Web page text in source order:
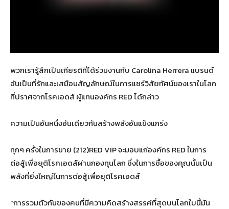
พวกเรารู้สึกเป็นเกียรติที่ได้ร่วมงานกับ Carolina Herrera แบรนด์
อันเป็นที่รักและเสมือนสัญลักษณ์ในการแชร์วิสัยทัศน์ของเราในโลก
ที่ปราศจากโรคเอดส์ ผู้แทนองค์กร RED ได้กล่าว
ความเป็นอันหนึ่งอันเดียวกันสร้างพลังอันแข็งแกร่ง
ทุกๆ ครั้งในการขาย (212)RED VIP จะมอบแก่องค์กร RED ในการ
ต่อสู้เพื่อยุติโรคเอดส์ผ่านกองทุนโลก ซึ่งในการซื้อของคุณนั้นเป็น
พลังที่ยิ่งใหญ่ในการต่อสู้เพื่อยุติโรคเอดส์
“การรวมตัวกันของคนที่มีความคิดสร้างสรรค์ที่สุดบนโลกใบนี้มัน